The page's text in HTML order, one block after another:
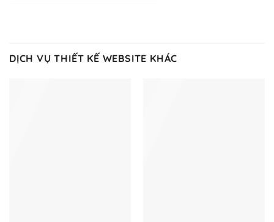
DỊCH VỤ THIẾT KẾ WEBSITE KHÁC